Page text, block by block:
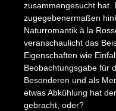
zusammengesucht hat.
zugegebenermaßen
Naturromantik à la
veranschaulicht das
Eigenschaften wie
Beobachtungsgabe für
Besonderen und als
etwas Abkühlung hat
gebracht, oder?